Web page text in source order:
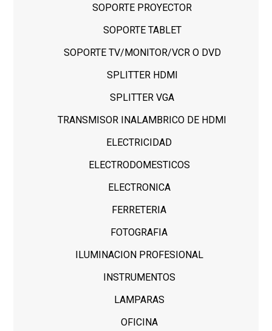
SOPORTE PROYECTOR
SOPORTE TABLET
SOPORTE TV/MONITOR/VCR O DVD
SPLITTER HDMI
SPLITTER VGA
TRANSMISOR INALAMBRICO DE HDMI
ELECTRICIDAD
ELECTRODOMESTICOS
ELECTRONICA
FERRETERIA
FOTOGRAFIA
ILUMINACION PROFESIONAL
INSTRUMENTOS
LAMPARAS
OFICINA